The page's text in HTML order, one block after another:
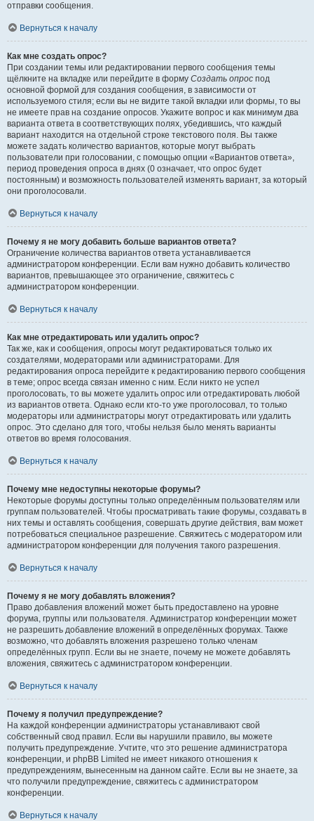
отправки сообщения.
Вернуться к началу
Как мне создать опрос?
При создании темы или редактировании первого сообщения темы
щёлкните на вкладке или перейдите в форму Создать опрос под
основной формой для создания сообщения, в зависимости от
используемого стиля; если вы не видите такой вкладки или формы, то вы
не имеете прав на создание опросов. Укажите вопрос и как минимум два
варианта ответа в соответствующих полях, убедившись, что каждый
вариант находится на отдельной строке текстового поля. Вы также
можете задать количество вариантов, которые могут выбрать
пользователи при голосовании, с помощью опции «Вариантов ответа»,
период проведения опроса в днях (0 означает, что опрос будет
постоянным) и возможность пользователей изменять вариант, за который
они проголосовали.
Вернуться к началу
Почему я не могу добавить больше вариантов ответа?
Ограничение количества вариантов ответа устанавливается
администратором конференции. Если вам нужно добавить количество
вариантов, превышающее это ограничение, свяжитесь с
администратором конференции.
Вернуться к началу
Как мне отредактировать или удалить опрос?
Так же, как и сообщения, опросы могут редактироваться только их
создателями, модераторами или администраторами. Для
редактирования опроса перейдите к редактированию первого сообщения
в теме; опрос всегда связан именно с ним. Если никто не успел
проголосовать, то вы можете удалить опрос или отредактировать любой
из вариантов ответа. Однако если кто-то уже проголосовал, то только
модераторы или администраторы могут отредактировать или удалить
опрос. Это сделано для того, чтобы нельзя было менять варианты
ответов во время голосования.
Вернуться к началу
Почему мне недоступны некоторые форумы?
Некоторые форумы доступны только определённым пользователям или
группам пользователей. Чтобы просматривать такие форумы, создавать в
них темы и оставлять сообщения, совершать другие действия, вам может
потребоваться специальное разрешение. Свяжитесь с модератором или
администратором конференции для получения такого разрешения.
Вернуться к началу
Почему я не могу добавлять вложения?
Право добавления вложений может быть предоставлено на уровне
форума, группы или пользователя. Администратор конференции может
не разрешить добавление вложений в определённых форумах. Также
возможно, что добавлять вложения разрешено только членам
определённых групп. Если вы не знаете, почему не можете добавлять
вложения, свяжитесь с администратором конференции.
Вернуться к началу
Почему я получил предупреждение?
На каждой конференции администраторы устанавливают свой
собственный свод правил. Если вы нарушили правило, вы можете
получить предупреждение. Учтите, что это решение администратора
конференции, и phpBB Limited не имеет никакого отношения к
предупреждениям, вынесенным на данном сайте. Если вы не знаете, за
что получили предупреждение, свяжитесь с администратором
конференции.
Вернуться к началу